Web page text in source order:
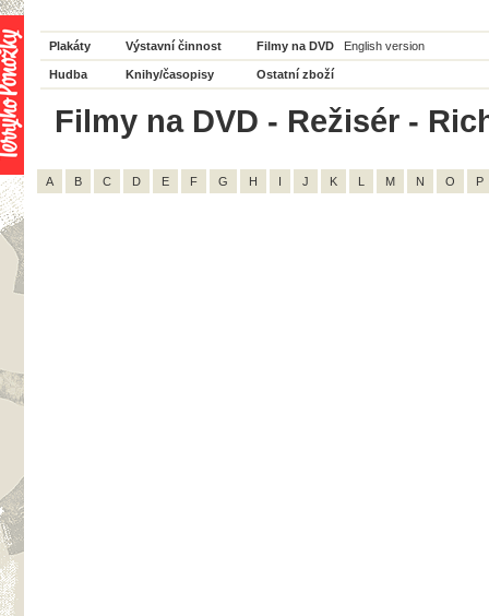
Plakáty Výstavní činnost Filmy na DVD English version
Hudba Knihy/časopisy Ostatní zboží
Filmy na DVD - Režisér -
A B C D E F G H I J K L M N O P